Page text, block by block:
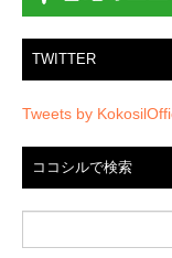
TWITTER
Tweets by
ココシルで検索